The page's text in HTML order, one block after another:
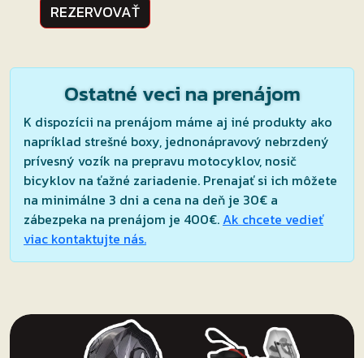
REZERVOVAŤ
Ostatné veci na prenájom
K dispozícii na prenájom máme aj iné produkty ako
napríklad strešné boxy, jednonápravový nebrzdený
prívesný vozík na prepravu motocyklov, nosič
bicyklov na ťažné zariadenie. Prenajať si ich môžete
na minimálne 3 dni a cena na deň je 30€ a
zábezpeka na prenájom je 400€.Ak chcete vedieť
viac kontaktujte nás.